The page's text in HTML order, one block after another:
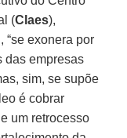
(Claes),
“se exonera por
das empresas
sim, se supõe
é cobrar
um retrocesso